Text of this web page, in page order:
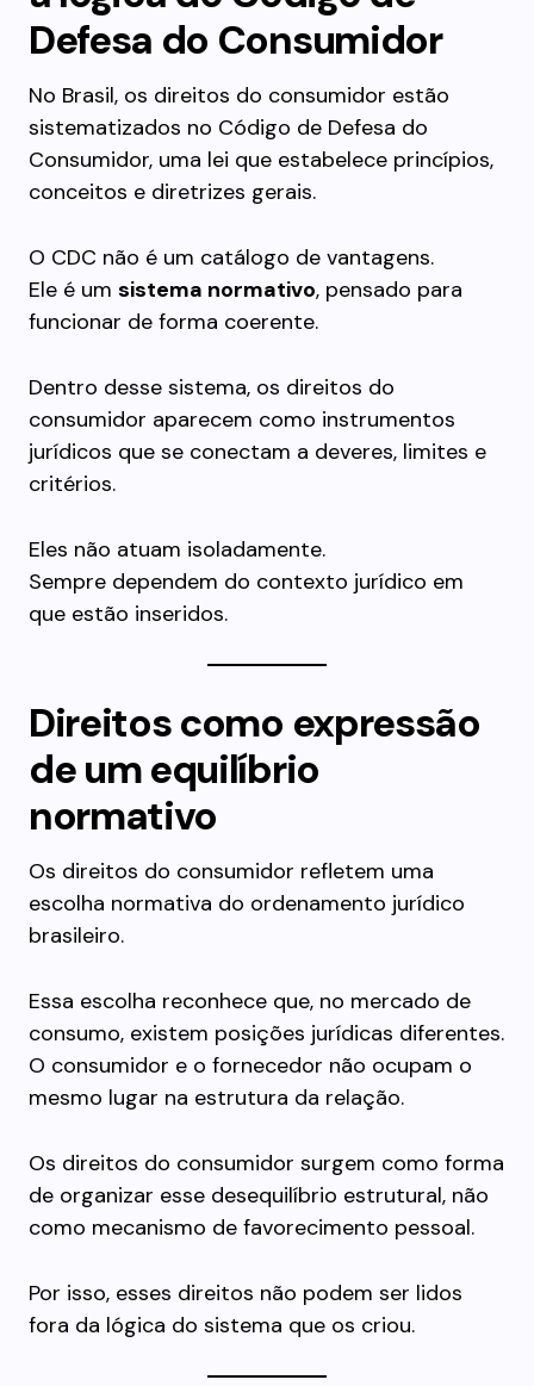
Defesa do Consumidor
No Brasil, os direitos do consumidor estão
sistematizados no Código de Defesa do
Consumidor, uma lei que estabelece princípios,
conceitos e diretrizes gerais.
O CDC não é um catálogo de vantagens.
Ele é um sistema normativo, pensado para
funcionar de forma coerente.
Dentro desse sistema, os direitos do
consumidor aparecem como instrumentos
jurídicos que se conectam a deveres, limites e
critérios.
Eles não atuam isoladamente.
Sempre dependem do contexto jurídico em
que estão inseridos.
Direitos como expressão
de um equilíbrio
normativo
Os direitos do consumidor refletem uma
escolha normativa do ordenamento jurídico
brasileiro.
Essa escolha reconhece que, no mercado de
consumo, existem posições jurídicas diferentes.
O consumidor e o fornecedor não ocupam o
mesmo lugar na estrutura da relação.
Os direitos do consumidor surgem como forma
de organizar esse desequilíbrio estrutural, não
como mecanismo de favorecimento pessoal.
Por isso, esses direitos não podem ser lidos
fora da lógica do sistema que os criou.